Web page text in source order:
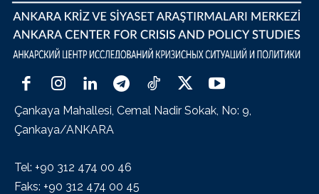
Çankaya Mahallesi, Cemal Nadir Sokak, No: 9,
Çankaya/ANKARA
Tel: +90 312 474 00 46
Faks: +90 312 474 00 45